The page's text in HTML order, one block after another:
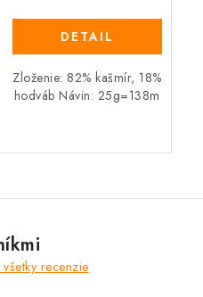
DETAIL
Zloženie: 82% kašmír, 18%
hodváb Návin: 25g=138m
recenzie